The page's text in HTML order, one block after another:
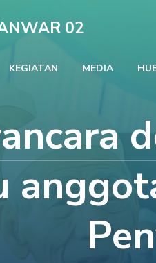
02
KEGIATAN MEDIA